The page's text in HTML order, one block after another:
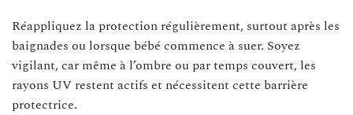
Réappliquez la protection régulièrement, surtout après les
baignades ou lorsque bébé commence à suer. Soyez
vigilant, car même à l’ombre ou par temps couvert, les
rayons UV restent actifs et nécessitent cette barrière
protectrice.